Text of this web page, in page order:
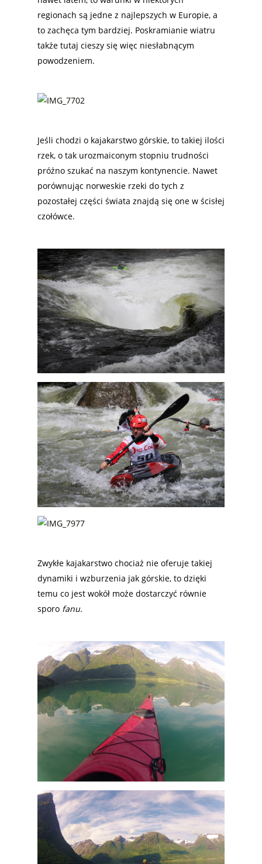
regionach są jedne z najlepszych w Europie, a
to zachęca tym bardziej. Poskramianie wiatru
także tutaj cieszy się więc niesłabnącym
powodzeniem.
Jeśli chodzi o kajakarstwo górskie, to takiej ilości
rzek, o tak urozmaiconym stopniu trudności
próżno szukać na naszym kontynencie. Nawet
porównując norweskie rzeki do tych z
pozostałej części świata znajdą się one w ścisłej
czołówce.
Zwykłe kajakarstwo chociaż nie oferuje takiej
dynamiki i wzburzenia jak górskie, to dzięki
temu co jest wokół może dostarczyć równie
sporo fanu.